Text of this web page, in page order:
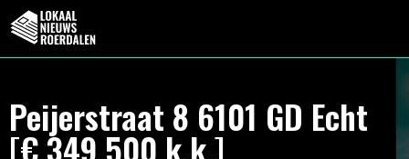
Peijerstraat 8 6101 GD Echt
[€ 349.500 k.k.]